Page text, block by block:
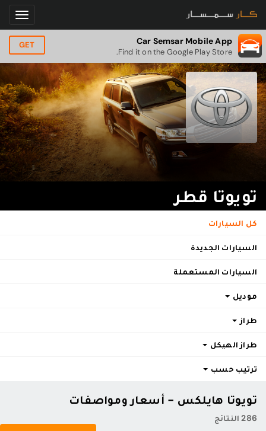
Car Semsar Mobile App
Find it on the Google Play Store.
GET
تويوتا قطر
كل السيارات
السيارات الجديدة
السيارات المستعملة
موديل
طراز
طراز الهيكل
ترتيب حسب
تويوتا هايلكس - أسعار ومواصفات
286 النتائج